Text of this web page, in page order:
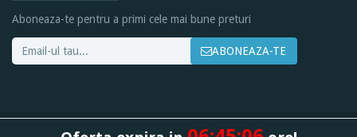
Aboneaza-te pentru a primi cele mai bune preturi
ABONEAZA-TE